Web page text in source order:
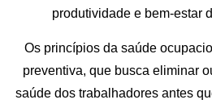
produtividade e bem-estar
Os princípios da saúde
preventiva, que busca eliminar
saúde dos trabalhadores antes